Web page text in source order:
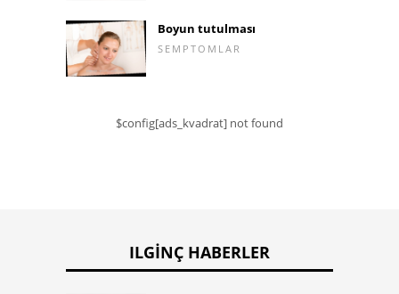
Boyun tutulması
SEMPTOMLAR
$config[ads_kvadrat] not found
ILGINÇ HABERLER